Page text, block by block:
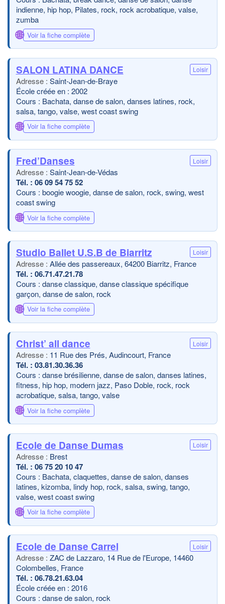
indienne, hip hop, Pilates, rock, rock acrobatique, valse,
zumba
🌐 Voir la fiche complète
SALON LATINA DANCE Loisir
Saint-Jean-de-Braye
École créée en : 2002
Cours : Bachata, danse de salon, danses latines, rock,
salsa, tango, valse, west coast swing
🌐 Voir la fiche complète
Fred’Danses Loisir
Saint-Jean-de-Védas
06 09 54 75 52
Cours : boogie woogie, danse de salon, rock, swing, west
coast swing
🌐 Voir la fiche complète
Studio Ballet U.S.B de Biarritz Loisir
Allée des passereaux, 64200 Biarritz, France
06.71.47.21.78
Cours : danse classique, danse classique spécifique
garçon, danse de salon, rock
🌐 Voir la fiche complète
Christ’ all dance Loisir
11 Rue des Prés, Audincourt, France
03.81.30.36.36
Cours : danse brésilienne, danse de salon, danses latines,
fitness, hip hop, modern jazz, Paso Doble, rock, rock
acrobatique, salsa, tango, valse
🌐 Voir la fiche complète
Ecole de Danse Dumas Loisir
Brest
06 75 20 10 47
Cours : Bachata, claquettes, danse de salon, danses
latines, kizomba, lindy hop, rock, salsa, swing, tango,
valse, west coast swing
🌐 Voir la fiche complète
Ecole de Danse Carrel Loisir
ZAC de Lazzaro, 14 Rue de l'Europe, 14460
Colombelles, France
06.78.21.63.04
École créée en : 2016
Cours : danse de salon, rock